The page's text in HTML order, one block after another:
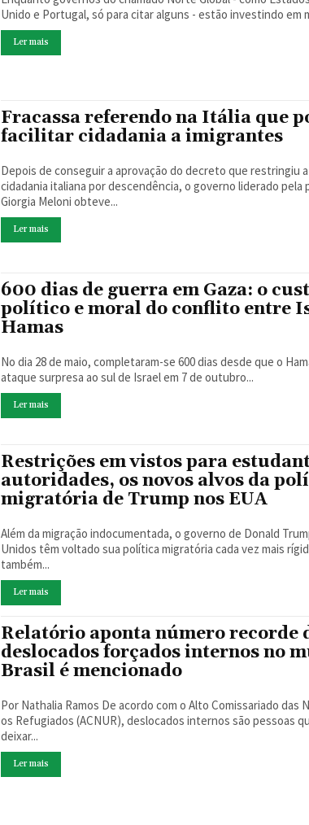
Unido e Portugal, só para citar alguns - estão investindo em
Ler mais
Fracassa referendo na Itália que
facilitar cidadania a imigrantes
Depois de conseguir a aprovação do decreto que restringiu
cidadania italiana por descendência, o governo liderado pela
Giorgia Meloni obteve...
Ler mais
600 dias de guerra em Gaza: o
político e moral do conflito entre
Hamas
No dia 28 de maio, completaram-se 600 dias desde que o
ataque surpresa ao sul de Israel em 7 de outubro...
Ler mais
Restrições em vistos para
autoridades, os novos alvos da
migratória de Trump nos EUA
Além da migração indocumentada, o governo de Donald
Unidos têm voltado sua política migratória cada vez mais
também...
Ler mais
Relatório aponta número recorde
deslocados forçados internos no
Brasil é mencionado
Por Nathalia Ramos De acordo com o Alto Comissariado das Nações Unidas para
os Refugiados (ACNUR), deslocados internos são pessoas
deixar...
Ler mais